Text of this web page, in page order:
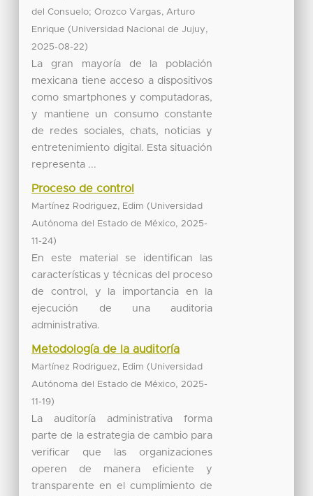
del Consuelo;Orozco Vargas, Arturo
Enrique (Universidad Nacional de Jujuy,
2025-08-22)
La gran mayoría de la población
mexicana tiene acceso a dispositivos
como smartphones y computadoras,
y mantiene un consumo constante
de redes sociales, chats, noticias y
entretenimiento digital. Esta situación
representa ...
Proceso de control
Martínez Rodriguez, Edim (Universidad
Autónoma del Estado de México, 2025-
11-24)
En este material se identifican las
características y técnicas del proceso
de control, y la importancia en la
ejecución de una auditoria
administrativa.
Metodología de la auditoría
Martínez Rodriguez, Edim (Universidad
Autónoma del Estado de México, 2025-
11-19)
La auditoría administrativa forma
parte de la estrategia de cambio para
verificar que las organizaciones
operen de manera eficiente y
transparente en el cumplimiento de